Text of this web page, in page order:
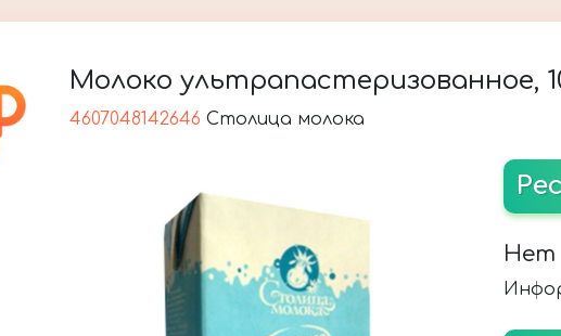
Молоко ультрапастеризованное,
4607048142646 Столица молока
Нет